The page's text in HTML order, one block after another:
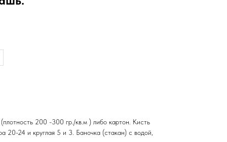
200 -300 гр./кв.м ) либо картон. Кисть
20-24 и круглая 5 и 3. Баночка (стакан) с водой,